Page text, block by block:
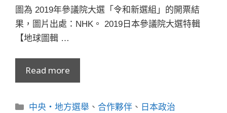
圖為 2019年參議院大選「令和新選組」的開票結
果，圖片出處：NHK。 2019日本參議院大選特輯
【地球圖輯 …
Read more
分
中央・地方選舉 、 合作夥伴 、 日本政治